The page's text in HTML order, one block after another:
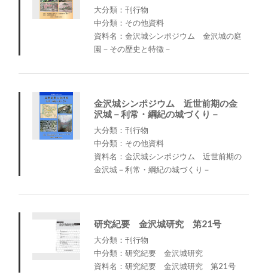
大分類：刊行物
中分類：その他資料
資料名：金沢城シンポジウム 金沢城の庭
園－その歴史と特徴－
金沢城シンポジウム 近世前期の金
沢城－利常・綱紀の城づくり－
大分類：刊行物
中分類：その他資料
資料名：金沢城シンポジウム 近世前期の
金沢城－利常・綱紀の城づくり－
研究紀要 金沢城研究 第21号
大分類：刊行物
中分類：研究紀要 金沢城研究
資料名：研究紀要 金沢城研究 第21号